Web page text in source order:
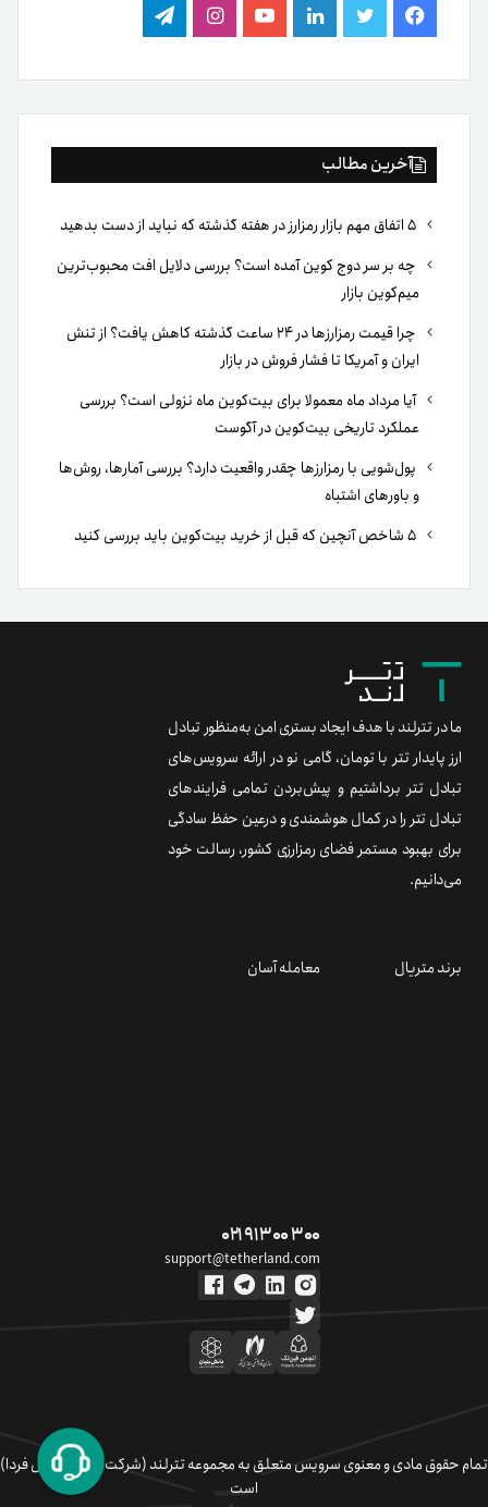
فیس
بوک
توییتر لینکدینیوتیوباینستاگرام
تلگرام
آخرین مطالب
چه بر سر دوج کوین آمده است؟ بررسی دلایل افت محبوب‌ترین
میم‌کوین بازار
چرا قیمت رمزارزها در ۲۴ ساعت گذشته کاهش یافت؟ از تنش
ایران و آمریکا تا فشار فروش در بازار
آیا مرداد ماه معمولا برای بیت‌کوین ماه نزولی است؟ بررسی
عملکرد تاریخی بیت‌کوین در آگوست
پول‌شویی با رمزارزها چقدر واقعیت دارد؟ بررسی آمارها، روش‌ها
و باورهای اشتباه
ما در تترلند با هدف ایجاد بستری امن به‌منظور تبادل
ارز پایدار تتر با تومان، گامی نو در ارائه سرویس‌های
تبادل تتر برداشتیم و پیش‌بردن تمامی فرایندهای
تبادل تتر را در کمال هوشمندی و درعین حفظ سادگی
برای بهبود مستمر فضای رمزارزی کشور، رسالت خود
می‌دانیم.
برند متریال معامله آسان
۰۲۱ ۹۱ ۳۰۰ ۳۰۰
support@tetherland.com
تمام حقوق مادی و معنوی سرویس متعلق به مجموعه تترلند (شرکت سکوی تبادل فردا)
است